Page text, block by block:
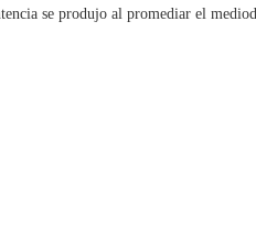
se produjo al promediar el